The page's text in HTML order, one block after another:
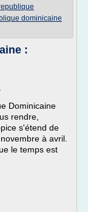
dominicaine
:
Dominicaine
rendre,
s'étend de
à avril.
le temps est